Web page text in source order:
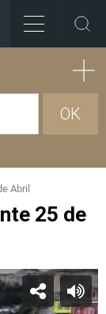
OK
Abril
25 de